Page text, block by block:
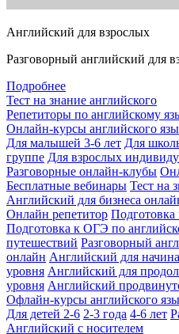
Английский для взрослых
Разговорный английский для
Подробнее
Тест на знание английского
Репетиторы по английскому
Онлайн-курсы английского
Для малышей 3-6 лет Для
группе Для взрослых
Разговорные онлайн-клубы
Бесплатные вебинары Тест на
Английский для бизнеса
Онлайн репетитор
Подготовка к ОГЭ по
путешествий Разговорный
онлайн Английский для
уровня Английский для
уровня Английский
Офлайн-курсы английского
Для детей 2-6 2-3 года 4-6 лет
Английский с носителем